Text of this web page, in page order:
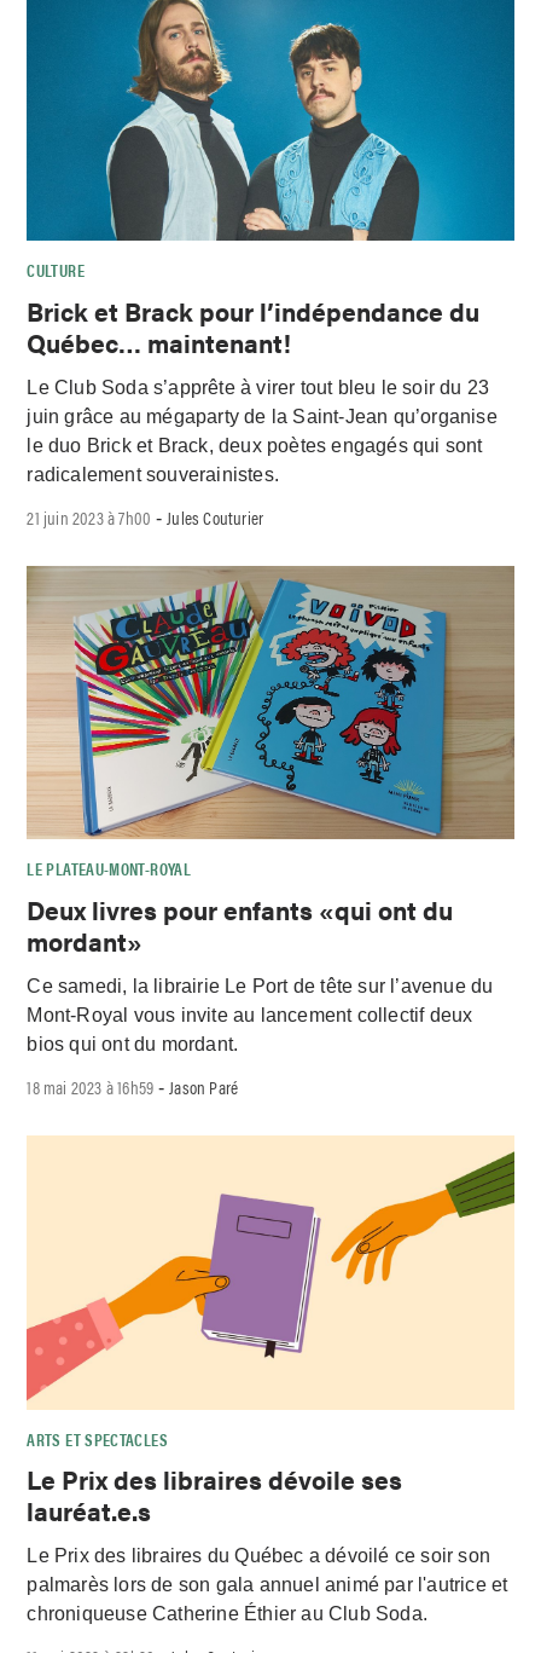
CULTURE
Brick et Brack pour l’indépendance du
Québec… maintenant!
Le Club Soda s’apprête à virer tout bleu le soir du 23
juin grâce au mégaparty de la Saint-Jean qu’organise
le duo Brick et Brack, deux poètes engagés qui sont
radicalement souverainistes.
21 juin 2023 à 7h00 - Jules Couturier
LE PLATEAU-MONT-ROYAL
Deux livres pour enfants «qui ont du
mordant»
Ce samedi, la librairie Le Port de tête sur l’avenue du
Mont-Royal vous invite au lancement collectif deux
bios qui ont du mordant.
18 mai 2023 à 16h59 - Jason Paré
ARTS ET SPECTACLES
Le Prix des libraires dévoile ses
lauréat.e.s
Le Prix des libraires du Québec a dévoilé ce soir son
palmarès lors de son gala annuel animé par l'autrice et
chroniqueuse Catherine Éthier au Club Soda.